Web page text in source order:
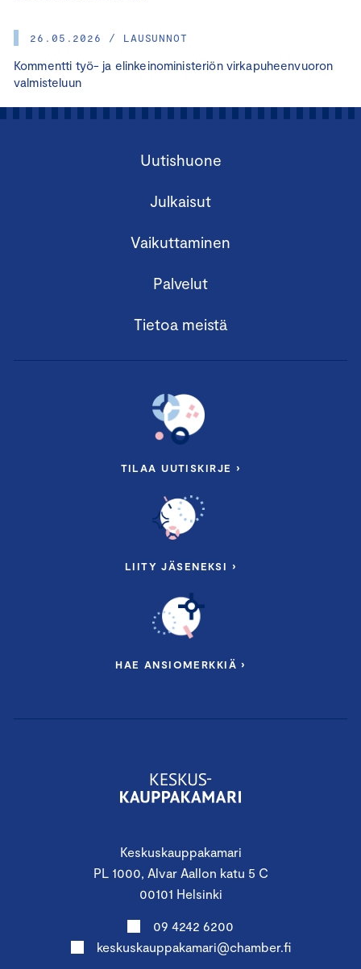
26.05.2026 / LAUSUNNOT
Kommentti työ- ja elinkeinoministeriön virkapuheenvuoron
valmisteluun
Keskuskauppakamari
PL 1000, Alvar Aallon katu 5 C
00101 Helsinki
09 4242 6200
keskuskauppakamari@chamber.fi
Uutishuone
Julkaisut
Vaikuttaminen
Palvelut
Tietoa meistä
TILAA UUTISKIRJE ›
LIITY JÄSENEKSI ›
HAE ANSIOMERKKIÄ ›